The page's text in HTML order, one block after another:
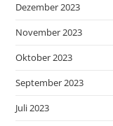
Dezember 2023
November 2023
Oktober 2023
September 2023
Juli 2023